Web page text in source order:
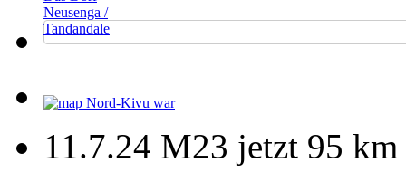
Neusenga /
Tandandale
11.7.24 M23 jetzt 95